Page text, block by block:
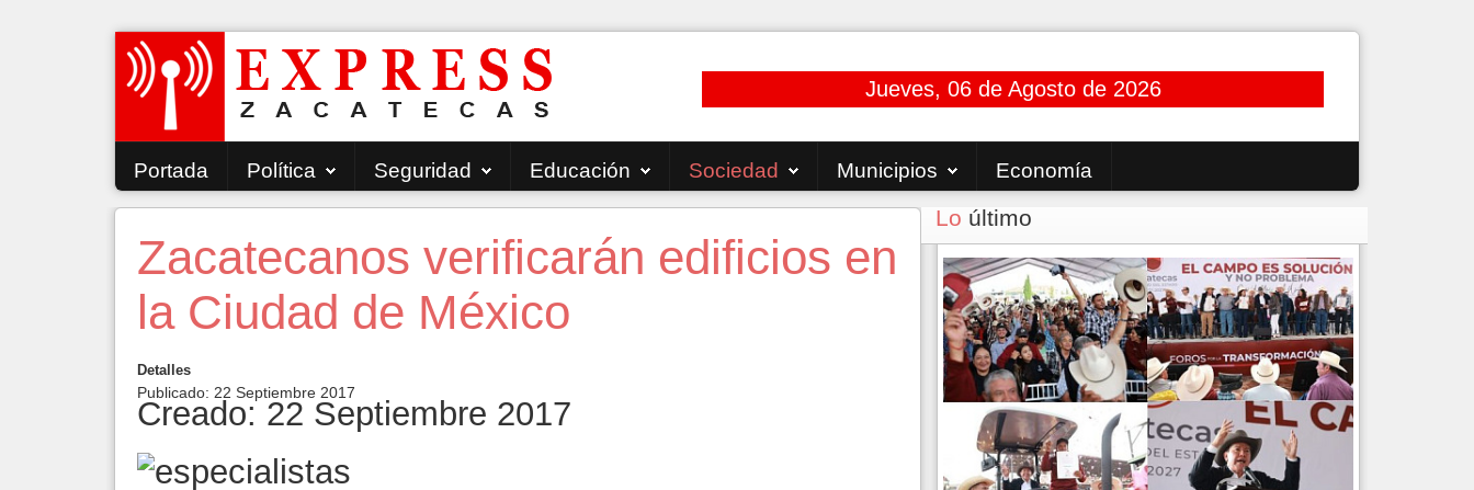
Jueves, 06 de Agosto de 2026
Portada Política Seguridad Educación Sociedad Municipios Economía
Zacatecanos verificarán edificios en
la Ciudad de México
Detalles
Publicado: 22 Septiembre 2017
Creado: 22 Septiembre 2017
Lo último